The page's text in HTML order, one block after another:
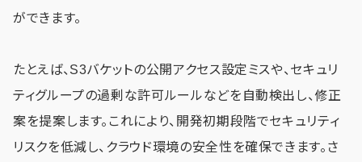
ができます。
たとえば、S3バケットの公開アクセス設定ミスや、セキュリ
ティグループの過剰な許可ルールなどを自動検出し、修正
案を提案します。これにより、開発初期段階でセキュリティ
リスクを低減し、クラウド環境の安全性を確保できます。さ